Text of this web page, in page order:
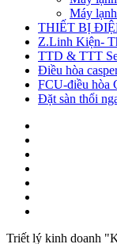
Máy
THIẾT BỊ
Z.Linh Kiện-
TTD & TTT
Điều hòa
FCU-điều hòa
Đặt sàn thổi
Triết lý kinh doanh